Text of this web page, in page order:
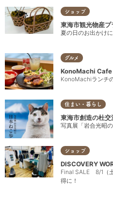
ショップ
東海市観光物産プ
夏の日のお出かけに
グルメ
KonoMachi Cafe
KonoMachiランチ
住まい・暮らし
東海市創造の杜交
写真展「岩合光昭
ショップ
DISCOVERY
Final SALE 8/1（
得に！